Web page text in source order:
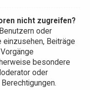
nicht zugreifen?
oder
einzusehen, Beiträge
besondere
oder